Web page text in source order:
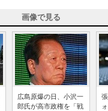
画像で見る
広島原爆の日、小沢一
郎氏が高市政権を「戦